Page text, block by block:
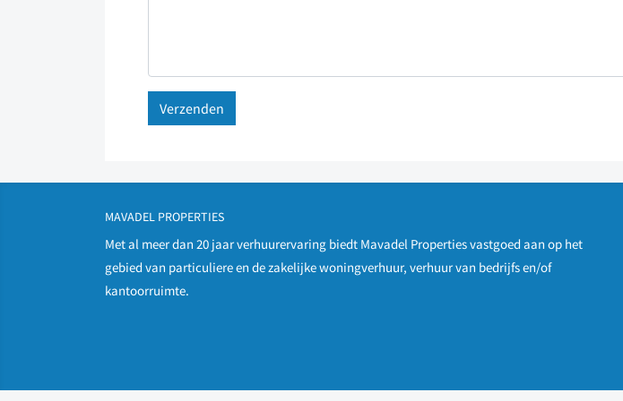
MAVADEL PROPERTIES
Met al meer dan 20 jaar verhuurervaring biedt Mavadel Properties vastgoed aan op het
gebied van particuliere en de zakelijke woningverhuur, verhuur van bedrijfs en/of
kantoorruimte.